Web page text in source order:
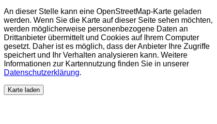
An dieser Stelle kann eine OpenStreetMap-Karte geladen
werden. Wenn Sie die Karte auf dieser Seite sehen möchten,
werden möglicherweise personenbezogene Daten an
Drittanbieter übermittelt und Cookies auf Ihrem Computer
gesetzt. Daher ist es möglich, dass der Anbieter Ihre Zugriffe
speichert und Ihr Verhalten analysieren kann. Weitere
Informationen zur Kartennutzung finden Sie in unserer
Datenschutzerklärung.
Karte laden